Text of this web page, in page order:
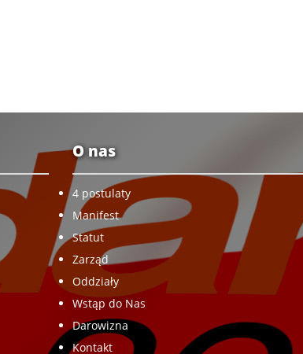
O nas
4 postulaty
Manifest
Statut
Zarząd
Oddziały
Wstąp do Nas
Darowizna
Kontakt